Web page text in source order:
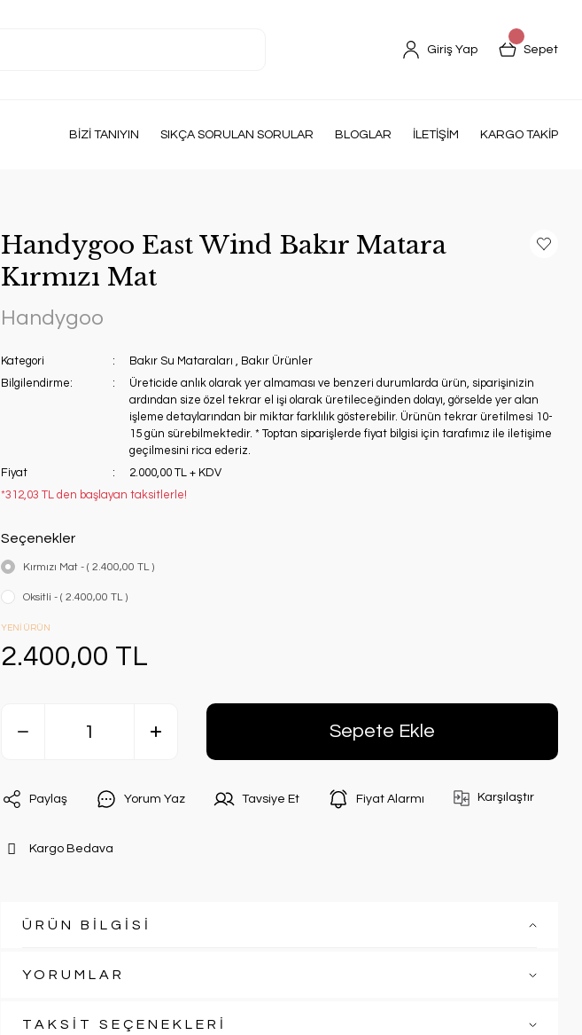
Giriş Yap Sepet
BİZİ TANIYIN SIKÇA SORULAN SORULAR BLOGLAR İLETİŞİM KARGO TAKİP
Handygoo East Wind Bakır Matara
Kırmızı Mat
Handygoo
Kategori Bakır Su Mataraları , Bakır Ürünler
Bilgilendirme:
Üreticide anlık olarak yer almaması ve benzeri durumlarda ürün, siparişinizin
ardından size özel tekrar el işi olarak üretileceğinden dolayı, görselde yer alan
işleme detaylarından bir miktar farklılık gösterebilir. Ürünün tekrar üretilmesi 10-
15 gün sürebilmektedir. * Toptan siparişlerde fiyat bilgisi için tarafımız ile iletişime
geçilmesini rica ederiz.
Fiyat
2.000,00 TL + KDV
*312,03 TL den başlayan taksitlerle!
Seçenekler
Kırmızı Mat - ( 2.400,00 TL )
Oksitli - ( 2.400,00 TL )
YENİ ÜRÜN
2.400,00 TL
Sepete Ekle
Paylaş Yorum Yaz Tavsiye Et Fiyat Alarmı Karşılaştır
Kargo Bedava
ÜRÜN BİLGİSİ
YORUMLAR
TAKSİT SEÇENEKLERİ